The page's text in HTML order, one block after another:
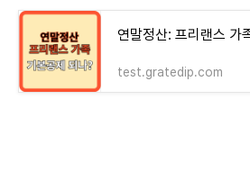
test.gratedip.com